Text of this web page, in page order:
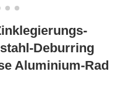
Deburring
Aluminium-Rad